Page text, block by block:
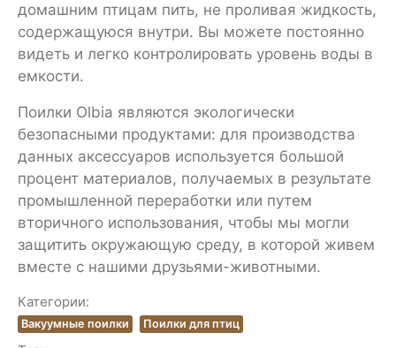
домашним птицам пить, не проливая жидкость,
содержащуюся внутри. Вы можете постоянно
видеть и легко контролировать уровень воды в
емкости.
Поилки Olbia являются экологически
безопасными продуктами: для производства
данных аксессуаров используется большой
процент материалов, получаемых в результате
промышленной переработки или путем
вторичного использования, чтобы мы могли
защитить окружающую среду, в которой живем
вместе с нашими друзьями-животными.
Категории:
Вакуумные поилки Поилки для птиц